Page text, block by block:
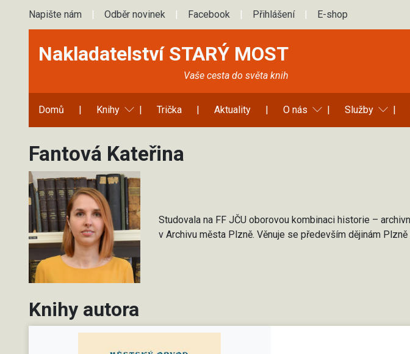
Napište nám | Odběr novinek | Facebook | Přihlášení | E-shop
Nakladatelství STARÝ MOST
Vaše cesta do světa knih
Domů | Knihy | Trička | Aktuality | O nás | Služby |
Fantová Kateřina
Studovala na FF JČU oborovou kombinaci historie –
v Archivu města Plzně. Věnuje se především dějinám
Knihy autora